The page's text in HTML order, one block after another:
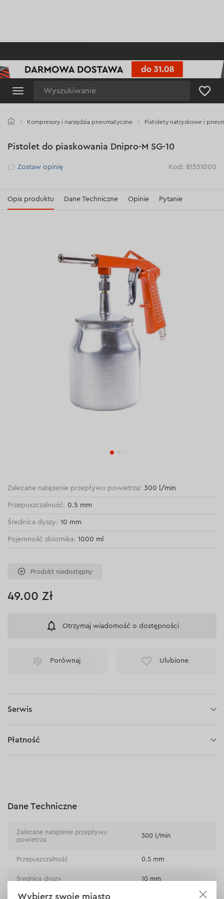
Kompresory i narzędzia pneumatyczne Pistolety natryskowe i
Pistolet do piaskowania Dnipro-M SG-10
Рейтинг
Zostaw opinię Kod: 81351000
Opis produktu Dane Techniczne Opinie Pytanie
Zalecane natężenie przepływu powietrza: 300 l/min
Przepuszczalność: 0.5 mm
Średnica dyszy: 10 mm
Pojemność zbiornika: 1000 ml
Produkt niedostępny
49.00 Zł
Otrzymaj wiadomość o dostępności
Porównaj Ulubione
Serwis
Płatność
Płatność na rachunek bieżący (przelew tradycyjny)
Dane Techniczne
Zalecane natężenie przepływu
powietrza
300 l/min
Przepuszczalność 0.5 mm
Średnica dyszy 10 mm
Wybierz swoje miasto